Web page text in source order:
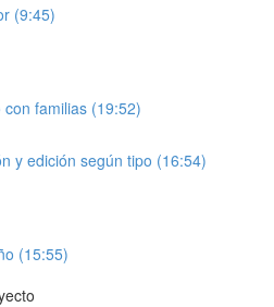
(9:45)
familias (19:52)
y edición según tipo (16:54)
(15:55)